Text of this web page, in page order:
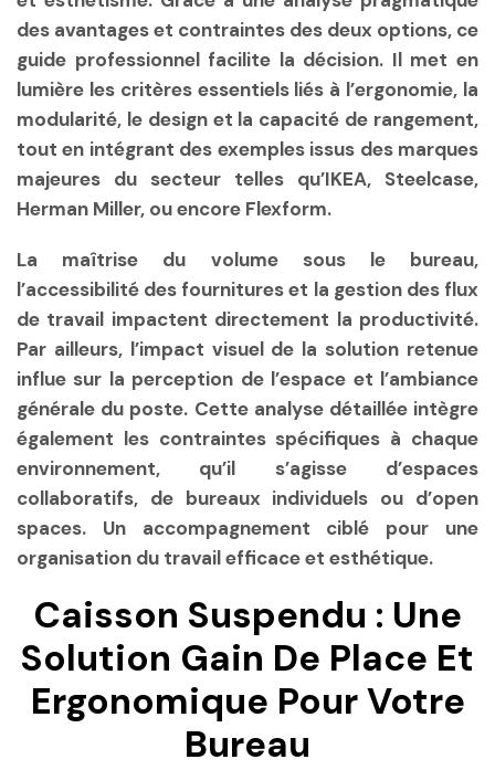
des avantages et contraintes des deux options, ce
guide professionnel facilite la décision. Il met en
lumière les critères essentiels liés à l’ergonomie, la
modularité, le design et la capacité de rangement,
tout en intégrant des exemples issus des marques
majeures du secteur telles qu’IKEA, Steelcase,
Herman Miller, ou encore Flexform.
La maîtrise du volume sous le bureau,
l’accessibilité des fournitures et la gestion des flux
de travail impactent directement la productivité.
Par ailleurs, l’impact visuel de la solution retenue
influe sur la perception de l’espace et l’ambiance
générale du poste. Cette analyse détaillée intègre
également les contraintes spécifiques à chaque
environnement, qu’il s’agisse d’espaces
collaboratifs, de bureaux individuels ou d’open
spaces. Un accompagnement ciblé pour une
organisation du travail efficace et esthétique.
Caisson Suspendu : Une
Solution Gain De Place Et
Ergonomique Pour Votre
Bureau